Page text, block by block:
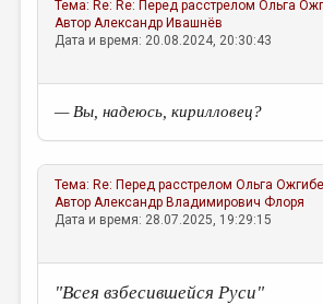
Тема: Re: Re: Перед расстрелом Ольга
АвторАлександр Ивашнёв
Дата и время: 20.08.2024, 20:30:43
— Вы, надеюсь, кирилловец?
Тема: Re: Перед расстрелом Ольга
АвторАлександр Владимирович Флоря
Дата и время: 28.07.2025, 19:29:15
"Всея взбесившейся Руси"